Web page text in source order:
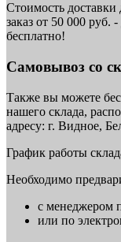
Стоимость
заказ от 50 000 руб.
бесплатно!
Самовывоз со
Также вы можете
нашего склада,
адресу: г. Видное,
График работы
Необходимо
с менеджером
или по